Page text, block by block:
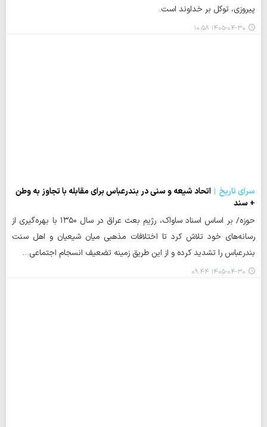
پیروزی، توکل بر خداوند است.
۱۴۰۵-۰۴-۳۰ ۱۰:۵۸
سرای تاریخ
اتحاد شیعه و سنی در بندرعباس برای مقابله با تجاوز به وطن
+ سند
حوزه/ بر اساس اسناد ساواک، رژیم بعث عراق در سال ۱۳۵۰ با بهره‌گیری از
رسانه‌های خود تلاش کرد تا اختلافات مذهبی میان شیعیان و اهل سنت
بندرعباس را تشدید کرده و از این طریق زمینه تضعیف انسجام اجتماعی…
۱۴۰۵-۰۴-۳۰ ۰۹:۴۴